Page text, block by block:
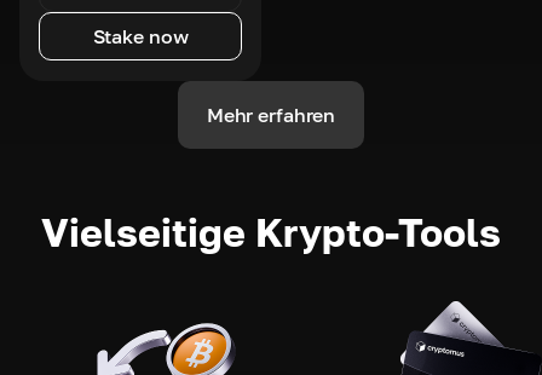
Stake now
Mehr erfahren
Vielseitige Krypto-Tools